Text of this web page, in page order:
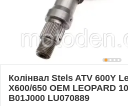
Колінвал Stels ATV 600Y
X600/650 OEM LEOPARD
B01J000 LU070889